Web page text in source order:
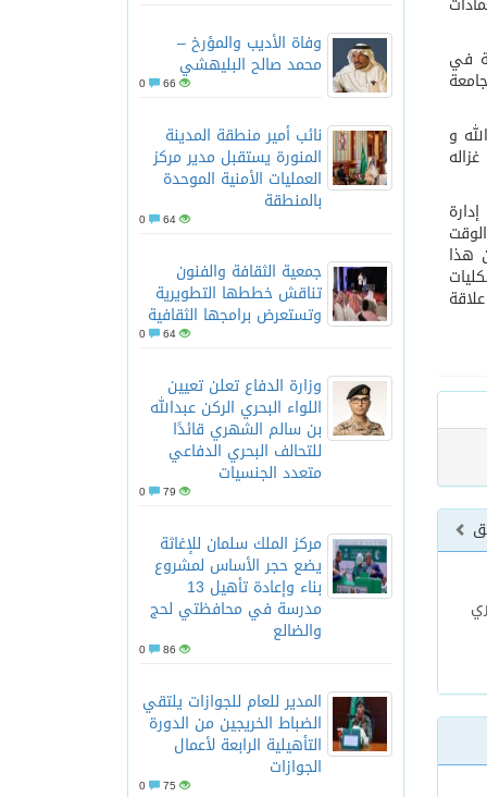
والأخلاق والعمل
وفاة الأديب والمؤرخ –
محمد صالح البليهشي
66
نائب أمير منطقة المدينة
المنورة يستقبل مدير مركز
العمليات الأمنية الموحدة
بالمنطقة
64
جمعية الثقافة والفنون
تناقش خططها التطويرية
وتستعرض برامجها الثقافية
64
وزارة الدفاع تعلن تعيين
اللواء البحري الركن عبدالله
بن سالم الشهري قائدًا
للتحالف البحري الدفاعي
متعدد الجنسيات
79
مركز الملك سلمان للإغاثة
يضع حجر الأساس لمشروع
بناء وإعادة تأهيل 13
مدرسة في محافظتي لحج
والضالع
86
المدير للعام للجوازات يلتقي
الضباط الخريجين من الدورة
التأهيلية الرابعة لأعمال
الجوازات
75
في
و
هذا